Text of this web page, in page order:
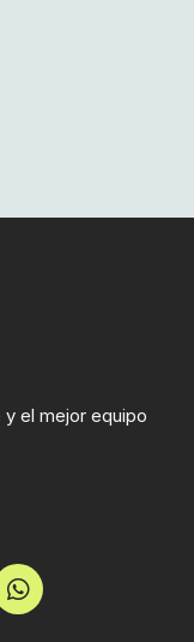
y el mejor equipo